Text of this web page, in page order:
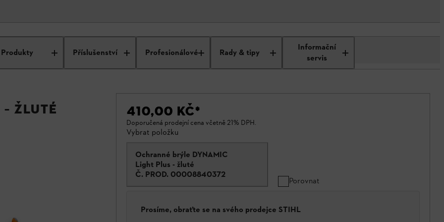
Produkty Příslušenství Profesionálové Rady & tipy
Informační
servis
– žluté 410,00 KČ*
Doporučená prodejní cena včetně 21% DPH.
Vybrat položku
Ochranné brýle DYNAMIC
Light Plus - žluté
Č. PROD. 00008840372
Porovnat
Prosíme, obraťte se na svého prodejce STIHL